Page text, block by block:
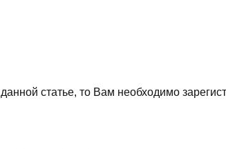
статье, то Вам необходимо